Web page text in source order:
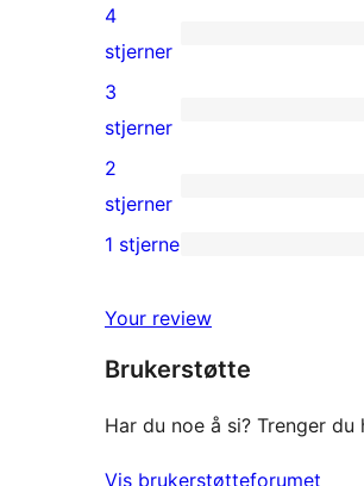
5-
star
reviews
4
4-
star
reviews
4
stjerner
2
3-
star
reviews
3
stjerner
2
2-
reviews
2
stjerner
star
reviews
1 stjerne
Your review
Brukerstøtte
Har du noe å si? Trenger du
Vis brukerstøtteforumet